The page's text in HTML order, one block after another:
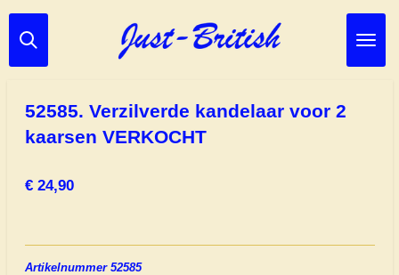
Ga
direct
52585. Verzilverde kandelaar voor 2
kaarsen VERKOCHT
€ 24,90
Artikelnummer 52585